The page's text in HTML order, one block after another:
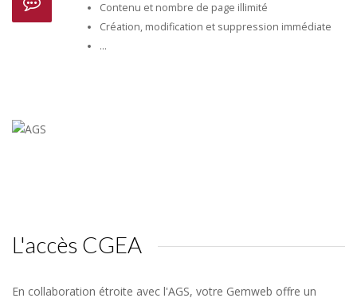
Contenu et nombre de page illimité
Création, modification et suppression immédiate
...
L'accès CGEA
En collaboration étroite avec l'AGS, votre Gemweb offre un